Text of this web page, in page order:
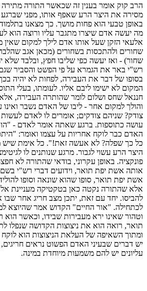
הרב קוק אומר בענין זה שכאשר התורה
מסירה את היצר הרע שאפף אותו, מפני שברגע
באופן טבעי הוא פחות מושך. כך מצאנו
מה יעשה אדם שיצרו מתגבר עליו ורוצה הוא
אלעאי הזקן שעל אותו אדם לילך למקום שאין
שחורים ולהתכסות בשחורים (מכאן אגב
שחור) - ואז יעשה כפי שליבו חפץ, ובלבד
רש"י באר את הגמרא על פי הפשט והסביר
בסופו של דבר את העבירה, לפחות לא יהיה
המקום לא ישימו ליבם אליו. לעומתו, בעלי
חננאל שחס ושלום לומר שהותרה העבירה,
והולך למקום אחר - ליבו של האדם נשבר ואינו
צודק? שניהם צודקים; אומרים לו לאדם
עושה כתוספות. ברגע שאתה אומר לאדם -
האדם כבר לוקח אחריות על עצמו ואומר:
כל כך שפלה? לא אעשה זאת!". כל אימת שיש
היצר הרע עשוי לגבור. מרגע שנותנים לו
פונקציה. באופן עקרוני, בודאי שהתורה לא
אותה אשת יפת תואר, וידועים דברי רש"י
אשת יפת תואר, סופו שהוא שונאה וסופו
אלא שהתורה נקטה כאן בטקטיקה מעניינת
להביסו. יחד עם זאת, יתכן מצב חריג אחר
לכתחילה. "אור החיים" הקדוש אמר שהיוצא
וטהור שאינו ירא מעבירות שבידו, וכאשר
תואר, רואה הוא את ניצוצות הקדושה שנפלו
ומתוך השאיפה של העלאת הניצוצות הוא
יש דברים שבעיני האדם הפשוט נראים
עליונים יש להם משמעות מיוחדת במינה.